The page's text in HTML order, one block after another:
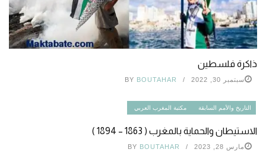
ذاكرة فلسطين
سبتمبر 30, 2022 BY BOUTAHAR
التاريخ والأمم السابقة مكتبة المغرب العربي
الاستيطان والحماية بالمغرب ( 1863 – 1894 )
مارس 28, 2023 BY BOUTAHAR